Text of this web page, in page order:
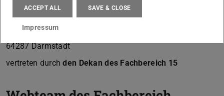
Fachbereich Architektur der Technischen Universität
Darmstadt
El-Lissitzky-Straße 1
64287 Darmstadt
vertreten durchden Dekan des Fachbereich 15
ACCEPT ALL SAVE & CLOSE
Impressum